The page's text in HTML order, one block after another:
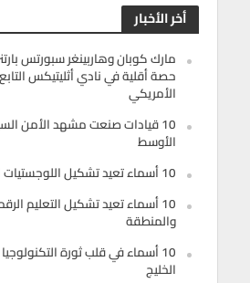
أخر الأخبار
مارك كوبان وهاربينغر سبورتس
حصة أقلية في نادي أثليتيكس
الأمريكي
10 قيادات صنعت مشهد الأمن
الأوسط
10 أسماء تعيد تشكيل اللوجستيات الذكية في الخليج
10 أسماء تعيد تشكيل التعليم
والمنطقة
10 أسماء في قلب ثورة
الخليج